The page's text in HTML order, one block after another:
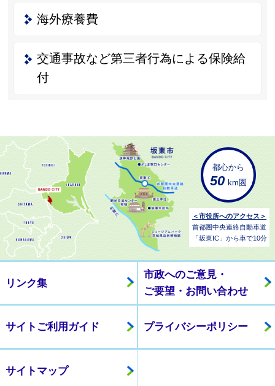
海外療養費
交通事故など第三者行為による保険給
付
都心から
50 km圏
＜市役所へのアクセス＞
首都圏中央連絡自動車道
「坂東IC」から車で10分
リンク集
市政へのご意見・
ご要望・お問い合わせ
サイトご利用ガイド プライバシーポリシー
サイトマップ